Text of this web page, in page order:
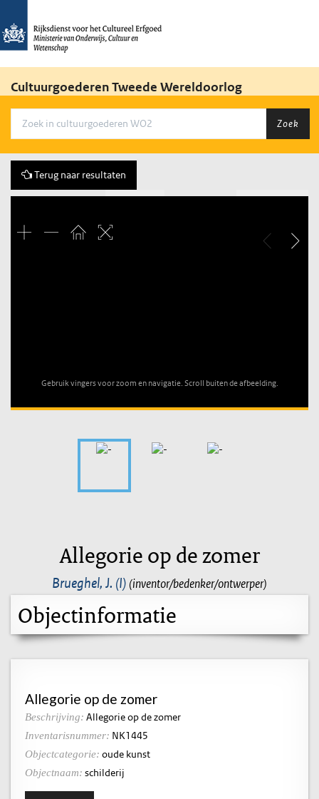
Cultuurgoederen Tweede Wereldoorlog
Zoek
Terug naar resultaten
Gebruik vingers voor zoom en navigatie. Scroll buiten de afbeelding.
Allegorie op de zomer
Brueghel, J. (I) (inventor/bedenker/ontwerper)
Objectinformatie
Allegorie op de zomer
Beschrijving: Allegorie op de zomer
Inventarisnummer: NK1445
Objectcategorie: oude kunst
Objectnaam: schilderij